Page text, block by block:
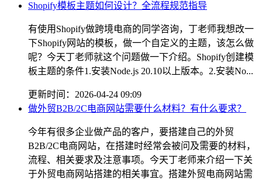
Shopify模板主题如何设计？全流程规范指导
有使用Shopify做跨境电商的同学咨询，丁老师我想改一
下Shopify网站的模板，做一个自定义的主题，该怎么做
呢？今天丁老师就这个问题做一下介绍。Shopify创建模
板主题的条件1.安装Node.js 20.10以上版本。2.安装No...
更新时间：2026-04-24 09:09
做外贸B2B/2C电商网站需要什么材料？有什么要求？
今年有很多企业做产品的客户，要搭建自己的外贸
B2B/2C电商网站，在搭建时经常会被问及需要的材料，
流程、相关要求及注意事项。今天丁老师来介绍一下关
于外贸电商网站搭建的相关事宜。搭建外贸电商网站需